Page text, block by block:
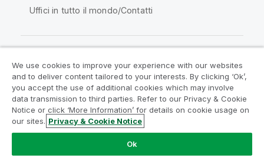
Uffici in tutto il mondo/Contatti
Qlik Community
Contratti
Termini del prodotto
Legal Policies
Note Legali
Termini di utilizzo
Marchi
Do Not Share My Info
Copyright © 1993-2026 QlikTech International AB. Tutti i
We use cookies to improve your experience with our websites
and to deliver content tailored to your interests. By clicking ‘Ok’,
you accept the use of additional cookies which may involve
data transmission to third parties. Refer to our Privacy & Cookie
Notice or click ‘More Information’ for details on cookie usage on
our sites. Privacy & Cookie Notice
Ok